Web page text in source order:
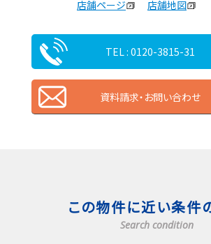
店舗ページ
店舗地図
TEL : 0120-3815-31
資料請求・お問い合わせ
この物件に近い条件
Search condition